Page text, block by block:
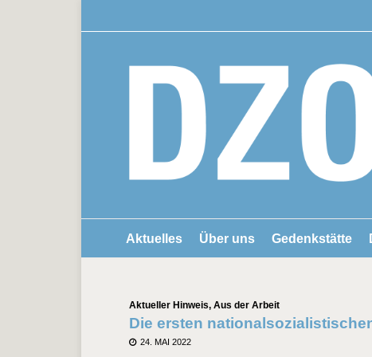
Aktuelles Über uns Gedenkstätte
Kategorien
Aktueller Hinweis, Aus der Arbeit
Die ersten
POSTED
24. MAI 2022